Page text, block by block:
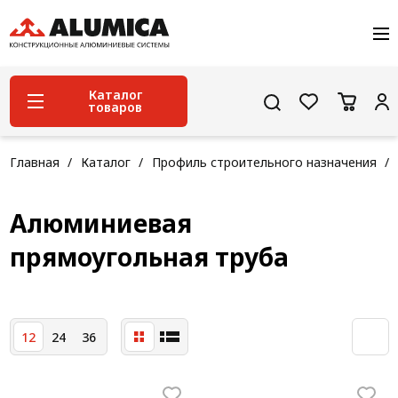
О компании
Услуги
Сервис и поддержка
Проекты
Контакты
Каталог
товаров
Система конструкционного алюминиевого
профиля
Кабельные короба
Лестничная система
Главная Каталог Профиль строительного назначения
Алюминиевая
прямоугольная труба
12 24 36